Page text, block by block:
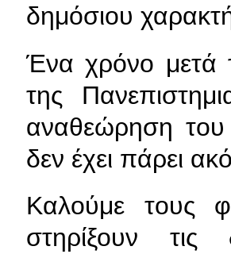
δημόσιου
Ένα χρόνο μετά
της
αναθεώρηση
δεν έχει πάρει
Καλούμε τους
στηρίξουν τις